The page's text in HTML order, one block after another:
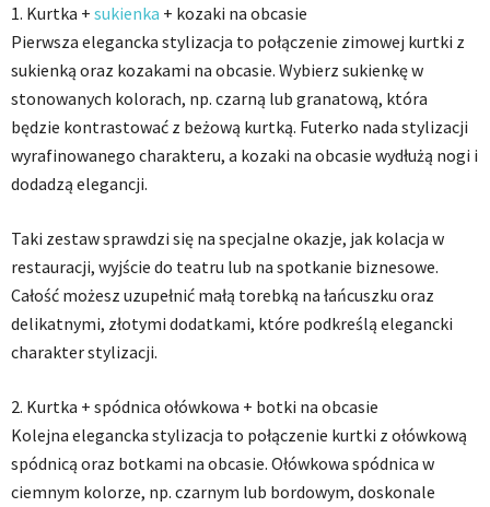
1. Kurtka + sukienka + kozaki na obcasie
Pierwsza elegancka stylizacja to połączenie zimowej kurtki z
sukienką oraz kozakami na obcasie. Wybierz sukienkę w
stonowanych kolorach, np. czarną lub granatową, która
będzie kontrastować z beżową kurtką. Futerko nada stylizacji
wyrafinowanego charakteru, a kozaki na obcasie wydłużą nogi i
dodadzą elegancji.
Taki zestaw sprawdzi się na specjalne okazje, jak kolacja w
restauracji, wyjście do teatru lub na spotkanie biznesowe.
Całość możesz uzupełnić małą torebką na łańcuszku oraz
delikatnymi, złotymi dodatkami, które podkreślą elegancki
charakter stylizacji.
2. Kurtka + spódnica ołówkowa + botki na obcasie
Kolejna elegancka stylizacja to połączenie kurtki z ołówkową
spódnicą oraz botkami na obcasie. Ołówkowa spódnica w
ciemnym kolorze, np. czarnym lub bordowym, doskonale